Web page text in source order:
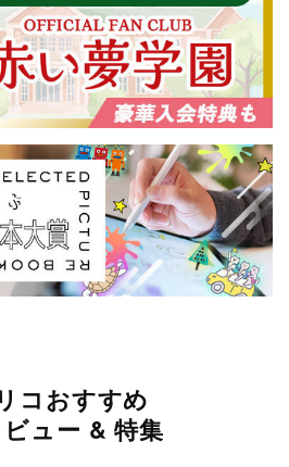
コおすすめ
ュー & 特集